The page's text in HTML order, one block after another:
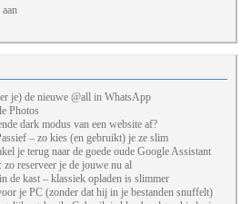
je) de nieuwe @all in WhatsApp
Photos
dark modus van een website af?
– zo kies (en gebruikt) je ze slim
je terug naar de goede oude Google Assistant
reserveer je de jouwe nu al
de kast – klassiek opladen is slimmer
je PC (zonder dat hij in je bestanden snuffelt)